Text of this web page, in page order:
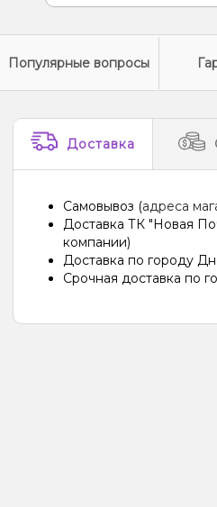
Популярные вопросы
Доставка
Самовывоз (адреса
Доставка ТК "Новая
компании)
Доставка по городу
Срочная доставка по